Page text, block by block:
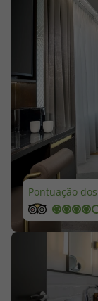
Cruzeiros
Promoções
Especialistas
Cheque
Rede de
Blog
Área de
Pontuação